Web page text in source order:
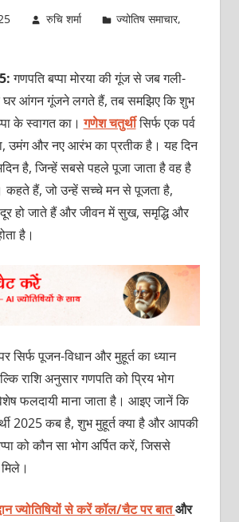
रुचि शर्मा ज्योतिष समाचार,
गणपति बप्पा मोरया की गूंज से जब गली-
घर आंगन गूंजने लगते हैं, तब समझिए कि शुभ
के स्वागत का।गणेश चतुर्थीसिर्फ एक पर्व
उमंग और नए आरंभ का प्रतीक है। यह दिन
है, जिन्हें सबसे पहले पूजा जाता है वह है
कहते हैं, जो उन्हें सच्चे मन से पूजता है,
हो जाते हैं और जीवन में सुख, समृद्धि और
है।
सिर्फ पूजन-विधान और मुहूर्त का ध्यान
राशि अनुसार गणपति को प्रिय भोग
फलदायी माना जाता है। आइए जानें कि
2025 कब है, शुभ मुहूर्त क्या है और आपकी
को कौन सा भोग अर्पित करें, जिससे
ज्योतिषियों से करें कॉल/चैट पर बातऔर